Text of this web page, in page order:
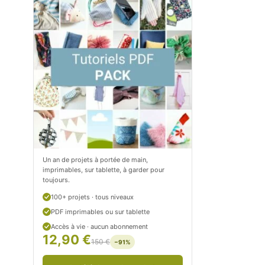
m
t
i
t
i
t
r
o
o
m
/
e
t
i
c
i
t
r
Un an de projets à portée de main,
imprimables, sur tablette, à garder pour
toujours.
100+ projets · tous niveaux
PDF imprimables ou sur tablette
Accès à vie · aucun abonnement
12,90 €150 € −91%